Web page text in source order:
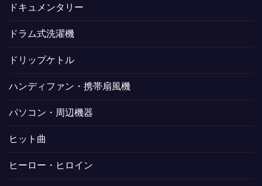
ドキュメンタリー
ドラム式洗濯機
ドリップケトル
ハンディファン・携帯扇風機
パソコン・周辺機器
ヒット曲
ヒーロー・ヒロイン